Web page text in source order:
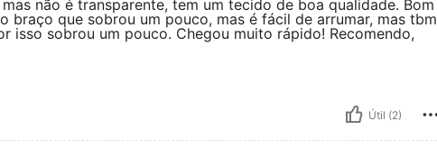
não é transparente, tem um tecido de boa qualidade. Bom
braço que sobrou um pouco, mas é fácil de arrumar, mas tbm
isso sobrou um pouco. Chegou muito rápido! Recomendo,
Útil (2)